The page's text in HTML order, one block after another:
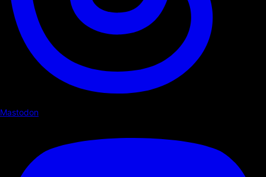
Mastodon